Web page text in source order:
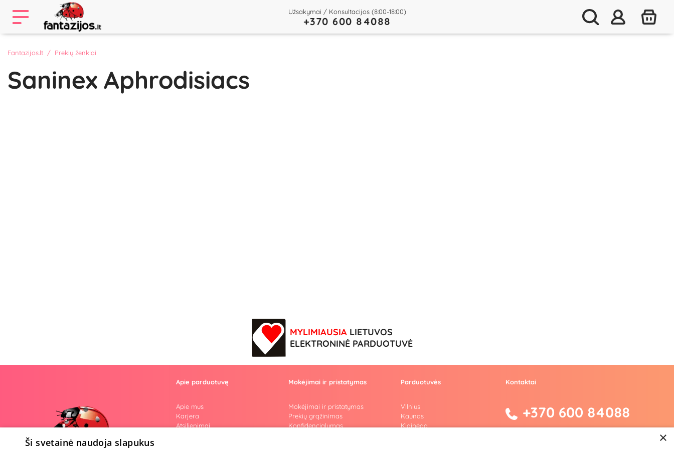
Užsakymai / Konsultacijos (8:00-18:00)
+370 600 84088
Fantazijos.lt Prekių ženklai
Saninex Aphrodisiacs
MYLIMIAUSIA LIETUVOS
ELEKTRONINĖ PARDUOTUVĖ
Apie parduotuvę
Apie mus
Karjera
Atsiliepimai
Mokėjimai ir pristatymas
Mokėjimai ir pristatymas
Prekių grąžinimas
Konfidencialumas
Parduotuvės
Vilnius
Kaunas
Klaipėda
Kontaktai
+370 600 84088
×
Ši svetainė naudoja slapukus